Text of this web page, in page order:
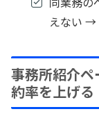
えない →
事務所紹介
約率を上げる